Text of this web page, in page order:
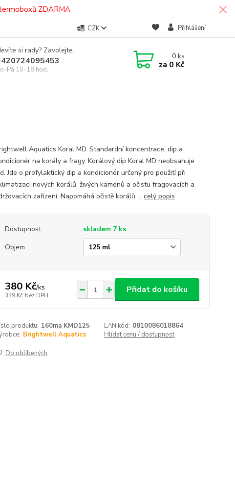
ZDARMA
CZK Přihlášení
si rady? Zavolejte.
Pá 10-18 hod.
0ks
za 0 Kč
Aquatics Koral MD. Standardní koncentrace, dip a
na korály a fragy. Korálový dip Koral MD neobsahuje
Jde o profylaktický dip a kondicionér určený pro použití při
nových korálů, živých kamenů a očistu fragovacích a
zařízení. Napomáhá očistě korálů ... celý popis
Dostupnost
skladem 7 ks
Objem
380 Kč/ks
339 Kč bez DPH
Přidat do košíku
produktu: 160ma KMD125 EAN kód: 0810086018864
Brightwell Aquatics Hlídat cenu / dostupnost
Do oblíbených